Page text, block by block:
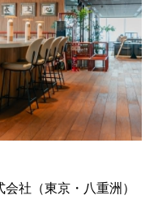
社（東京・八重洲）